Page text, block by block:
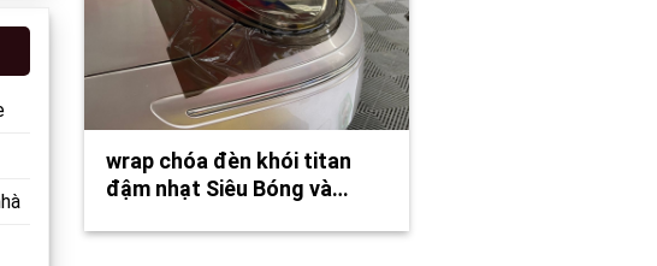
wrap chóa đèn khói titan
đậm nhạt Siêu Bóng và…